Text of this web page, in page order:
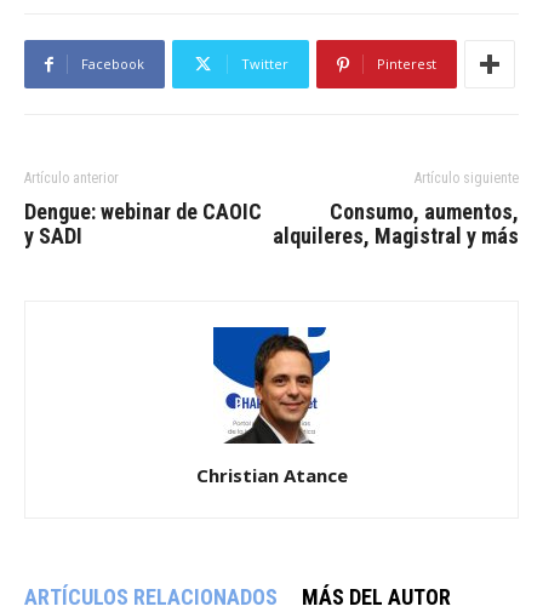
Facebook Twitter Pinterest
Artículo anterior
Dengue: webinar de CAOIC
y SADI
Artículo siguiente
Consumo, aumentos,
alquileres, Magistral y más
Christian Atance
ARTÍCULOS RELACIONADOS MÁS DEL AUTOR